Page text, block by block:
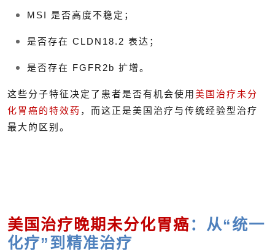
MSI 是否高度不稳定；
是否存在 CLDN18.2 表达；
是否存在 FGFR2b 扩增。
这些分子特征决定了患者是否有机会使用 美国治疗未分
化胃癌的特效药 ，而这正是美国治疗与传统经验型治疗
最大的区别。
美国治疗晚期未分化胃癌：从“统一
化疗”到精准治疗